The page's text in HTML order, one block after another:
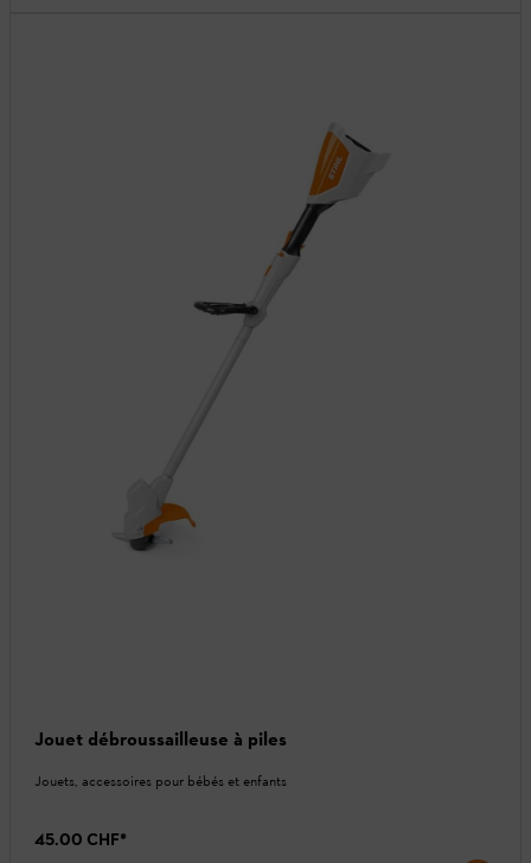
Jouet débroussailleuse à piles
Jouets, accessoires pour bébés et enfants
45.00 CHF*